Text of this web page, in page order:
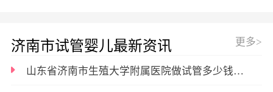
济南市试管婴儿最新资讯 更多>
山东省济南市生殖大学附属医院做试管多少钱？2026真实花费及明细揭晓